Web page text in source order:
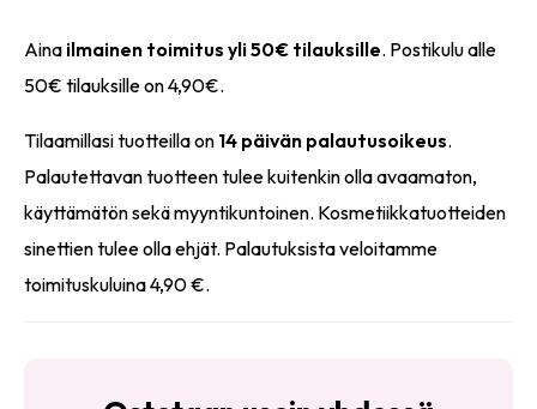
Aina ilmainen toimitus yli 50€ tilauksille. Postikulu alle
50€ tilauksille on 4,90€.
Tilaamillasi tuotteilla on 14 päivän palautusoikeus.
Palautettavan tuotteen tulee kuitenkin olla avaamaton,
käyttämätön sekä myyntikuntoinen. Kosmetiikkatuotteiden
sinettien tulee olla ehjät. Palautuksista veloitamme
toimituskuluina 4,90 €.